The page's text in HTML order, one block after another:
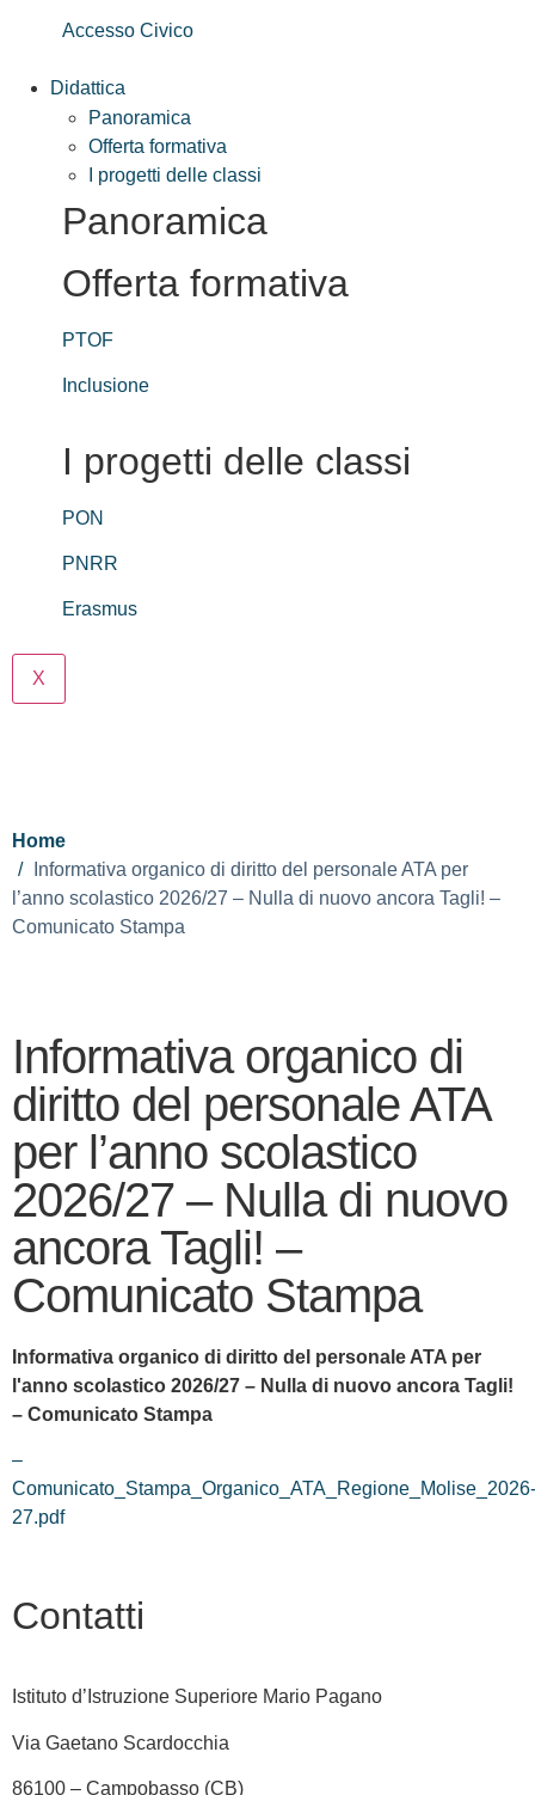
Accesso Civico
Didattica
Panoramica
Offerta formativa
I progetti delle classi
Panoramica
Offerta formativa
PTOF
Inclusione
I progetti delle classi
PON
PNRR
Erasmus
X
Home
Informativa organico di diritto del personale ATA per
l’anno scolastico 2026/27 – Nulla di nuovo ancora Tagli! –
Comunicato Stampa
Informativa organico di
diritto del personale ATA
per l’anno scolastico
2026/27 – Nulla di nuovo
ancora Tagli! –
Comunicato Stampa
Informativa organico di diritto del personale ATA per
l'anno scolastico 2026/27 – Nulla di nuovo ancora Tagli!
– Comunicato Stampa
–
Comunicato_Stampa_Organico_ATA_Regione_Molise_2026-
27.pdf
Contatti
Istituto d’Istruzione Superiore Mario Pagano
Via Gaetano Scardocchia
86100 – Campobasso (CB)